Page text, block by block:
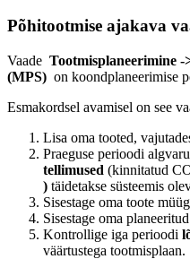
Põhitootmise ajakava
Vaade Tootmisplaneerimine
(MPS) on koondplaneerimise
Esmakordsel avamisel on see
Lisa oma tooted,
Praeguse perioodi
tellimused (kinnitatud
) täidetakse süsteemis
Sisestage oma toote
Sisestage oma
Kontrollige iga perioodi
väärtustega tootmisplaan.